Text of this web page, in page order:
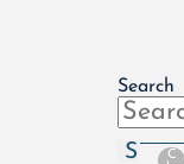
Search
S
C